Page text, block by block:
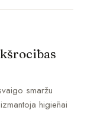
smaržu
higiēnai